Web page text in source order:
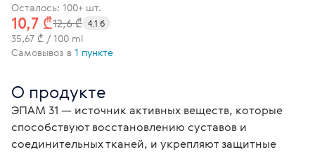
Осталось: 100+ шт.
10,7 ₾12,6 ₾ 4.1 б
35,67 ₾ / 100 ml
Самовывоз в 1 пункте
О продукте
ЭПАМ 31 — источник активных веществ, которые
способствуют восстановлению суставов и
соединительных тканей, и укрепляют защитные